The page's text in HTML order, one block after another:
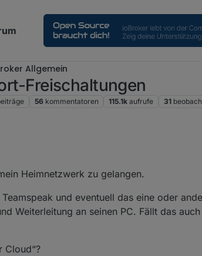
Allgemein
Freischaltungen
56 kommentatoren 115.1k aufrufe 31
Heimnetzwerk zu gelangen.
und eventuell das eine oder
Weiterleitung an seinen PC. Fällt das
Cloud“?